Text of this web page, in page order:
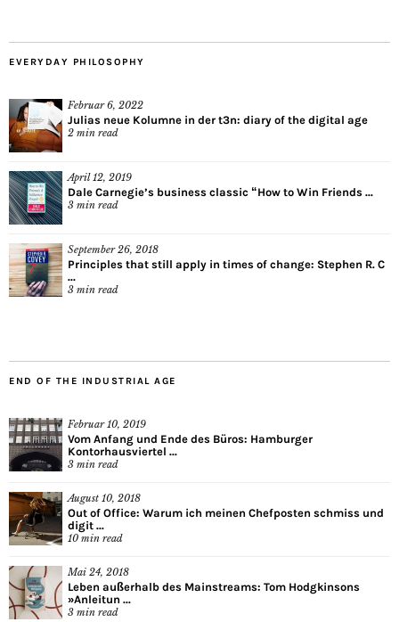
EVERYDAY PHILOSOPHY
Februar 6, 2022
Julias neue Kolumne in der t3n: diary of the digital age
2 min read
April 12, 2019
Dale Carnegie’s business classic “How to Win Friends ...
3 min read
September 26, 2018
Principles that still apply in times of change: Stephen R. C
...
3 min read
END OF THE INDUSTRIAL AGE
Februar 10, 2019
Vom Anfang und Ende des Büros: Hamburger
Kontorhausviertel ...
3 min read
August 10, 2018
Out of Office: Warum ich meinen Chefposten schmiss und
digit ...
10 min read
Mai 24, 2018
Leben außerhalb des Mainstreams: Tom Hodgkinsons
»Anleitun ...
3 min read